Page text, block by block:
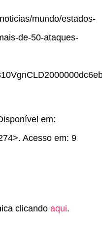
mundo/estados-
de-50-ataques-
em:
Acesso em: 9
clicando aqui.